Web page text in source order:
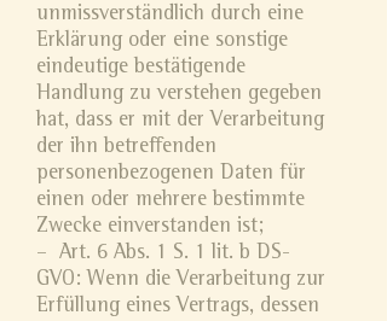
unmissverständlich durch eine
Erklärung oder eine sonstige
eindeutige bestätigende
Handlung zu verstehen gegeben
hat, dass er mit der Verarbeitung
der ihn betreffenden
personenbezogenen Daten für
einen oder mehrere bestimmte
Zwecke einverstanden ist;
– Art. 6 Abs. 1 S. 1 lit. b DS-
GVO: Wenn die Verarbeitung zur
Erfüllung eines Vertrags, dessen